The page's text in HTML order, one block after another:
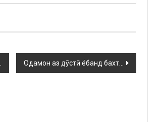
Одамон аз дӯстӣ ёбанд бахт…